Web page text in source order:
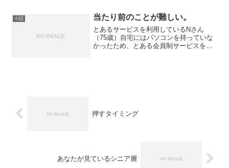
すねぇ。」「こういう記...
小話 当たり前のことが難しい。
とあるサービスを利用しているNさん
（75歳）自宅にはパソコンを持っていな
かったため、とある会員制サービスを使
押すタイミング
あなたが見ているシニア層